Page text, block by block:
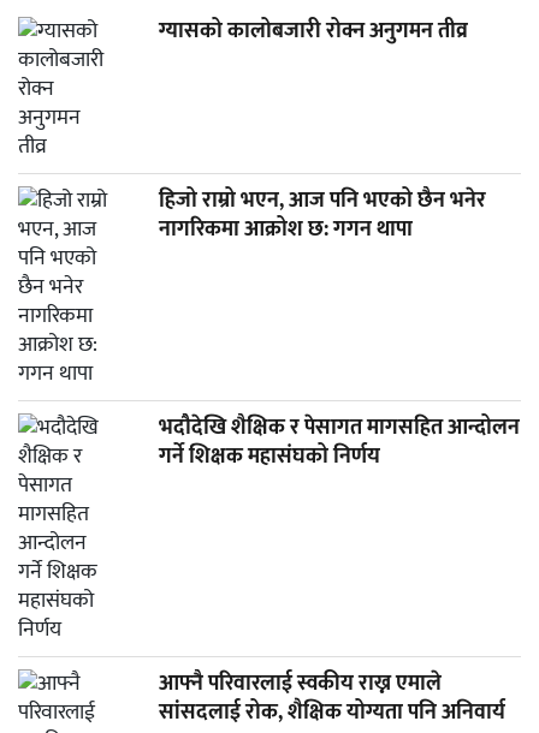
ग्यासको कालोबजारी रोक्न अनुगमन तीव्र
हिजो राम्रो भएन, आज पनि भएको छैन भनेर
नागरिकमा आक्रोश छ: गगन थापा
भदौदेखि शैक्षिक र पेसागत मागसहित आन्दोलन
गर्ने शिक्षक महासंघको निर्णय
आफ्नै परिवारलाई स्वकीय राख्न एमाले
सांसदलाई रोक, शैक्षिक योग्यता पनि अनिवार्य